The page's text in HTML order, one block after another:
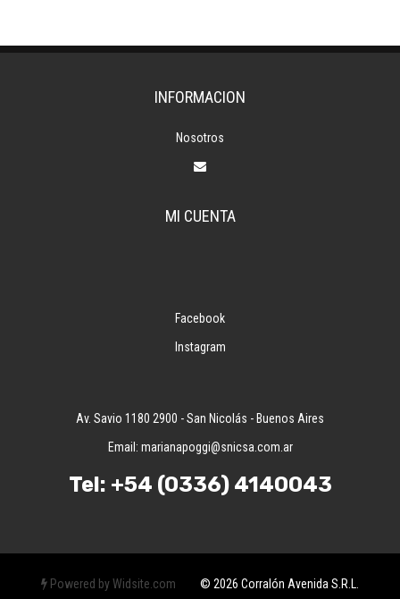
INFORMACION
Nosotros
MI CUENTA
Facebook
Instagram
Av. Savio 1180 2900 - San Nicolás - Buenos Aires
Email: marianapoggi@snicsa.com.ar
Tel: +54 (0336) 4140043
Powered by Widsite.com © 2026 Corralón Avenida S.R.L.